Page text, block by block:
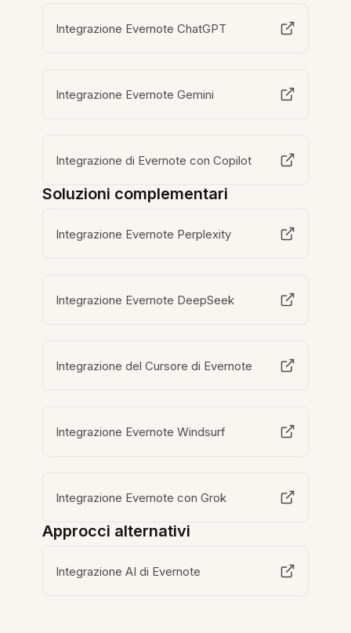
Integrazione Evernote ChatGPT
Integrazione Evernote Gemini
Integrazione di Evernote con Copilot
Soluzioni complementari
Integrazione Evernote Perplexity
Integrazione Evernote DeepSeek
Integrazione del Cursore di Evernote
Integrazione Evernote Windsurf
Integrazione Evernote con Grok
Approcci alternativi
Integrazione AI di Evernote